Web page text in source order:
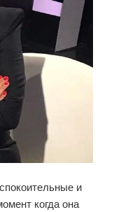
и
когда она